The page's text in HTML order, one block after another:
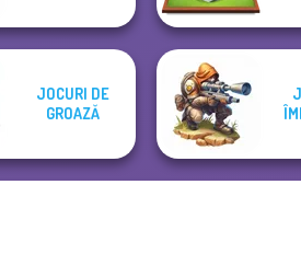
JOCURI DE
GROAZĂ